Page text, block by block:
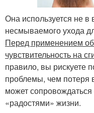
Она используется не в
несмываемого ухода
Перед применением
чувствительность на
правило, вы рискуете
проблемы, чем потеря
может
«радостями» жизни.